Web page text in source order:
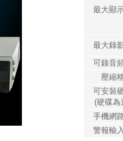
最大顯
最大錄
可錄音
壓縮
可安裝
(硬碟為
手機網
警報輸